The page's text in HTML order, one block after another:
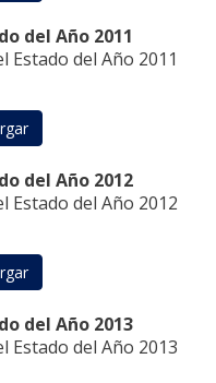
del Año 2011
Estado del Año 2011
del Año 2012
Estado del Año 2012
del Año 2013
Estado del Año 2013